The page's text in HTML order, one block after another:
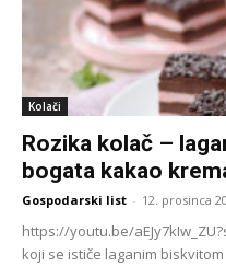
Kolači
Rozika kolač –
bogata kakao
Gospodarski list - 12. prosinca
https://youtu.be/
koji se ističe laganim